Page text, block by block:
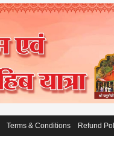
Terms & Conditions Refund